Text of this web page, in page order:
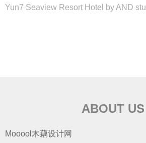
Yun7 Seaview Resort Hotel by AND
ABOUT US
Mooool木藕设计网